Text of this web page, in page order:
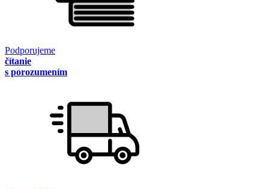
Podporujeme
čítanie
s porozumením